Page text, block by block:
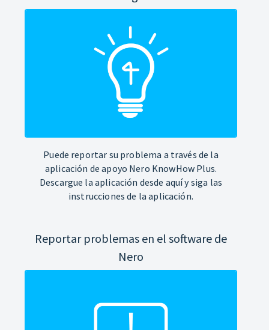
Puede reportar su problema a través de la
aplicación de apoyo Nero KnowHow Plus.
Descargue la aplicación desde aquí y siga las
instrucciones de la aplicación.
Reportar problemas en el software de
Nero